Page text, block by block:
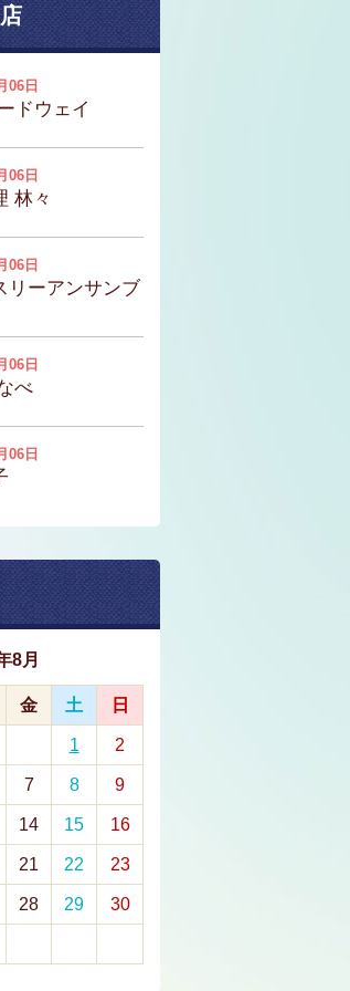
06日
ドウェイ
06日
林々
06日
リーアンサンブ
06日
べ
06日
8月
金 土 日
1 2
7 8 9
14 15 16
21 22 23
28 29 30